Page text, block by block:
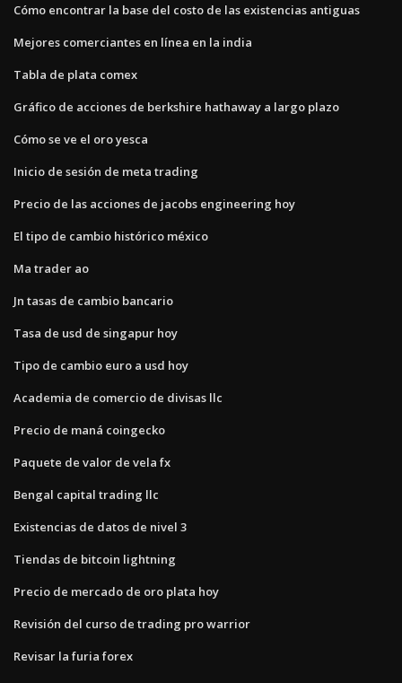
Cómo encontrar la base del costo de las existencias antiguas
Mejores comerciantes en línea en la india
Tabla de plata comex
Gráfico de acciones de berkshire hathaway a largo plazo
Cómo se ve el oro yesca
Inicio de sesión de meta trading
Precio de las acciones de jacobs engineering hoy
El tipo de cambio histórico méxico
Ma trader ao
Jn tasas de cambio bancario
Tasa de usd de singapur hoy
Tipo de cambio euro a usd hoy
Academia de comercio de divisas llc
Precio de maná coingecko
Paquete de valor de vela fx
Bengal capital trading llc
Existencias de datos de nivel 3
Tiendas de bitcoin lightning
Precio de mercado de oro plata hoy
Revisión del curso de trading pro warrior
Revisar la furia forex